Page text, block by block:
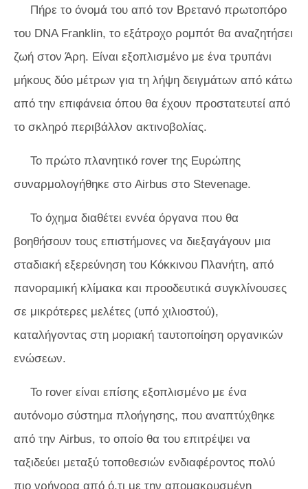
Πήρε το όνομά του από τον Βρετανό πρωτοπόρο
του DNA Franklin, το εξάτροχο ρομπότ θα αναζητήσει
ζωή στον Άρη. Είναι εξοπλισμένο με ένα τρυπάνι
μήκους δύο μέτρων για τη λήψη δειγμάτων από κάτω
από την επιφάνεια όπου θα έχουν προστατευτεί από
το σκληρό περιβάλλον ακτινοβολίας.
Το πρώτο πλανητικό rover της Ευρώπης
συναρμολογήθηκε στο Airbus στο Stevenage.
Το όχημα διαθέτει εννέα όργανα που θα
βοηθήσουν τους επιστήμονες να διεξαγάγουν μια
σταδιακή εξερεύνηση του Κόκκινου Πλανήτη, από
πανοραμική κλίμακα και προοδευτικά συγκλίνουσες
σε μικρότερες μελέτες (υπό χιλιοστού),
καταλήγοντας στη μοριακή ταυτοποίηση οργανικών
ενώσεων.
Το rover είναι επίσης εξοπλισμένο με ένα
αυτόνομο σύστημα πλοήγησης, που αναπτύχθηκε
από την Airbus, το οποίο θα του επιτρέψει να
ταξιδεύει μεταξύ τοποθεσιών ενδιαφέροντος πολύ
πιο γρήγορα από ό,τι με την απομακρυσμένη